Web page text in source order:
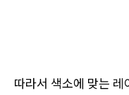
따라서 색소에 맞는